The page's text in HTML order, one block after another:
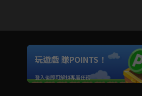
Unmute
如有不便請見諒
玩遊戲 賺POINTS！
登入後即可解鎖專屬任務